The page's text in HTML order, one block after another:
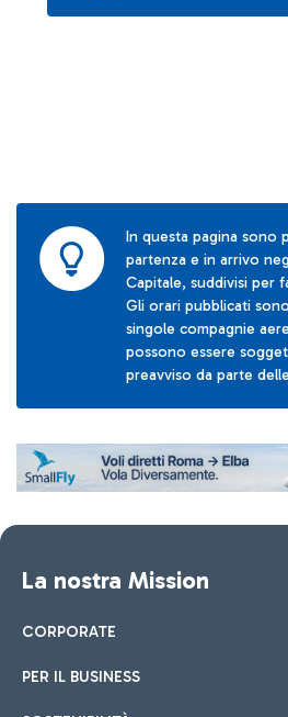
In questa pagina sono
partenza e in arrivo
Capitale, suddivisi per
Gli orari pubblicati
singole compagnie
possono essere
preavviso da parte
La nostra Mission
CORPORATE
PER IL BUSINESS